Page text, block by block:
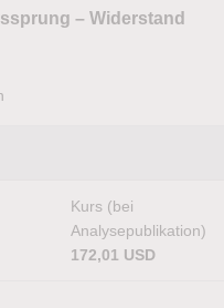
– Widerstand
Kurs (bei
Analysepublikation)
172,01 USD